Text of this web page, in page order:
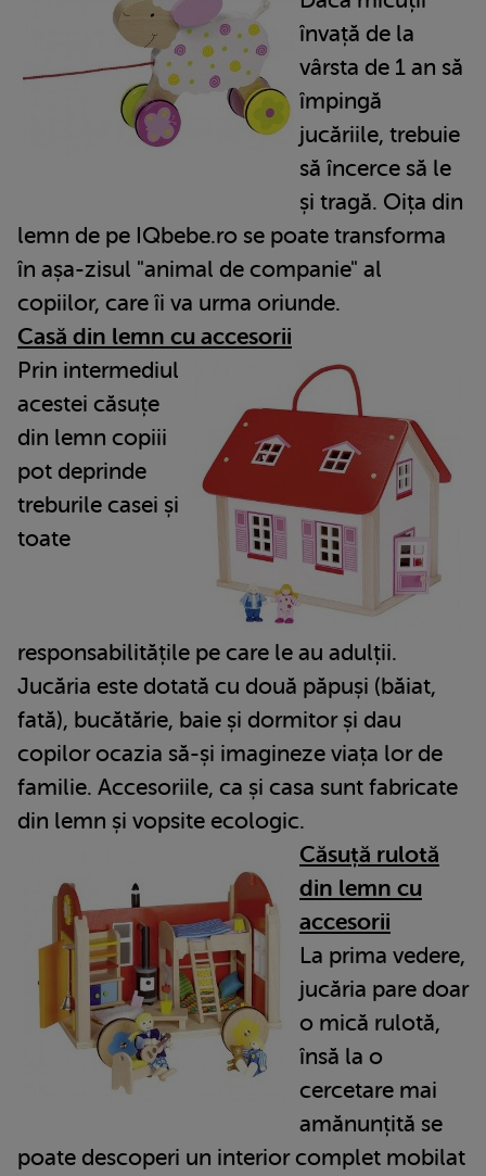
învață de la
vârsta de 1 an să
împingă
jucăriile, trebuie
să încerce să le
și tragă. Oița din
lemn de pe IQbebe.ro se poate transforma
în așa-zisul "animal de companie" al
copiilor, care îi va urma oriunde.
Casă din lemn cu accesorii
Prin intermediul
acestei căsuțe
din lemn copiii
pot deprinde
treburile casei și
toate
responsabilitățile pe care le au adulții.
Jucăria este dotată cu două păpuși (băiat,
fată), bucătărie, baie și dormitor și dau
copilor ocazia să-și imagineze viața lor de
familie. Accesoriile, ca și casa sunt fabricate
din lemn și vopsite ecologic.
Căsuță rulotă
din lemn cu
accesorii
La prima vedere,
jucăria pare doar
o mică rulotă,
însă la o
cercetare mai
amănunțită se
poate descoperi un interior complet mobilat